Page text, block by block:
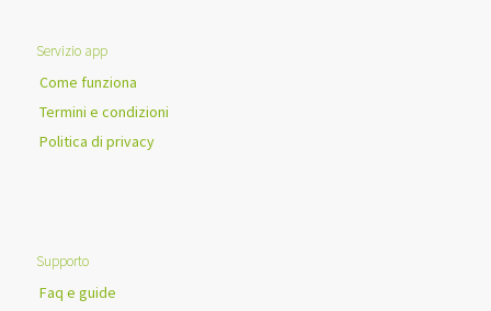
Servizio app
Come funziona
Termini e condizioni
Politica di privacy
Supporto
Faq e guide